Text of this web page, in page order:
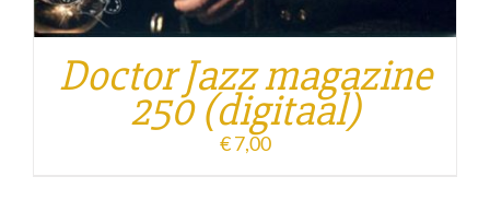
Doctor Jazz magazine
250 (digitaal)
€7,00